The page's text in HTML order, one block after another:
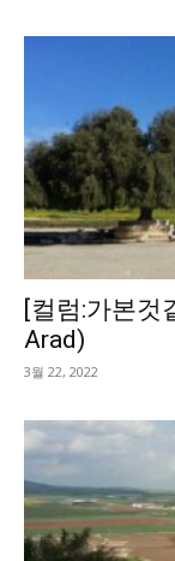
[컬럼:가본것
Arad)
3월 22, 2022